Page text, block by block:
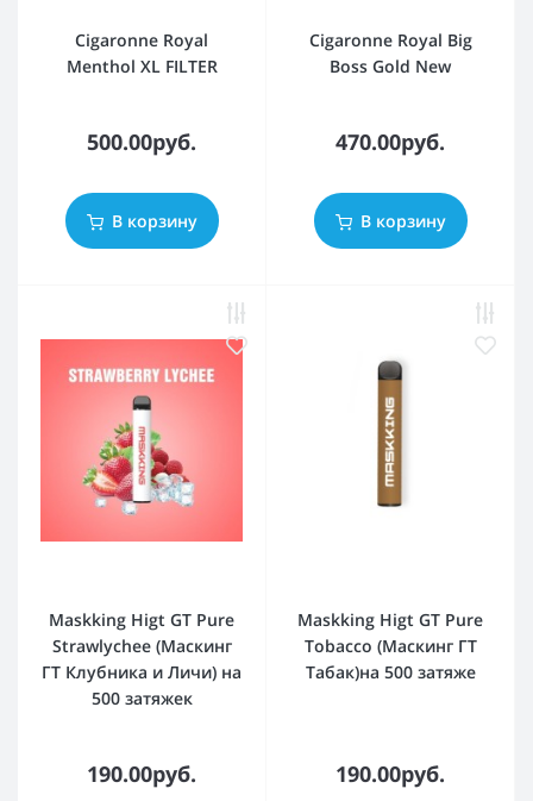
Cigaronne Royal
Menthol XL FILTER
500.00руб.
В корзину
Cigaronne Royal Big
Boss Gold New
470.00руб.
В корзину
Maskking Higt GT Pure
Strawlychee (Маскинг
ГТ Клубника и Личи) на
500 затяжек
190.00руб.
Maskking Higt GT Pure
Tobacco (Маскинг ГТ
Табак)на 500 затяже
190.00руб.